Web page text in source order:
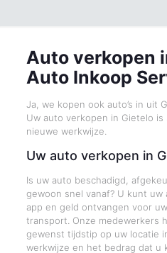
Auto verkopen
Auto Inkoop
Ja, we kopen ook auto’s in uit
Uw auto verkopen in Gietelo
nieuwe werkwijze.
Uw auto verkopen in
Is uw auto beschadigd,
gewoon snel vanaf? U kunt uw
app en geld ontvangen voor
transport. Onze medewerkers
gewenst tijdstip op uw locatie
werkwijze en het bedrag dat u